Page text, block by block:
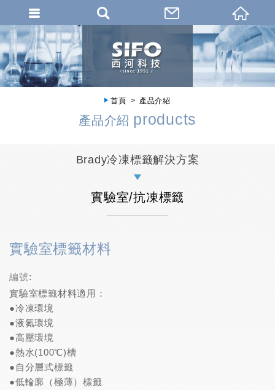
首頁 產品介紹
產品介紹 products
Brady冷凍標籤解決方案
實驗室/抗凍標籤
實驗室標籤材料
編號:
實驗室標籤材料適用：
●冷凍環境
●液氮環境
●高壓環境
●熱水(100℃)槽
●自分層式標籤
●低輪廓（極薄）標籤